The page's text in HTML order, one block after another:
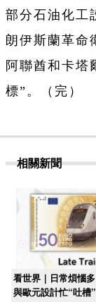
部分石油化工
朗伊斯蘭革命
阿聯酋和卡塔
標”。（完）
相關新聞
看世界｜日常煩惱
與歐元設計忙“吐槽”